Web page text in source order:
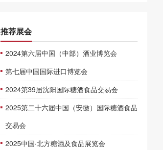
推荐展会
2024第六届中国（中部）酒业博览会
第七届中国国际进口博览会
2024第39届沈阳国际糖酒食品交易会
2025第二十六届中国（安徽）国际糖酒食品
交易会
2025中国·北方糖酒及食品展览会